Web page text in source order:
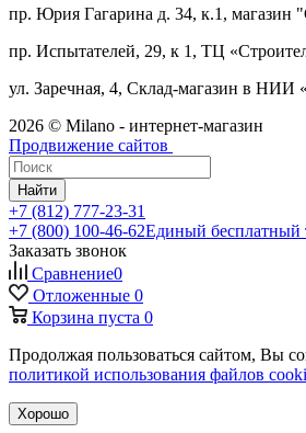
пр. Юрия Гагарина д. 34, к.1, магазин
пр. Испытателей, 29, к 1, ТЦ
ул. Заречная, 4, Склад-магазин в НИИ
2026 © Milano - интернет-магазин
Продвижение сайтов
Найти
+7 (812) 777-23-31
+7 (800) 100-46-62Единый бесплатный
Заказать звонок
Сравнение0
Отложенные 0
Корзина пуста 0
Продолжая пользоваться сайтом, Вы
политикой использования файлов
Хорошо